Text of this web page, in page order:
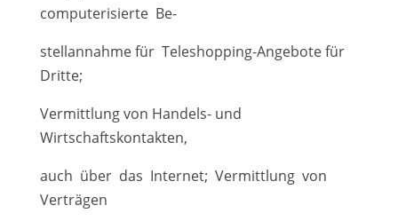
computerisierte Be-
stellannahme für Teleshopping-Angebote für
Dritte;
Vermittlung von Handels- und
Wirtschaftskontakten,
auch über das Internet; Vermittlung von
Verträgen